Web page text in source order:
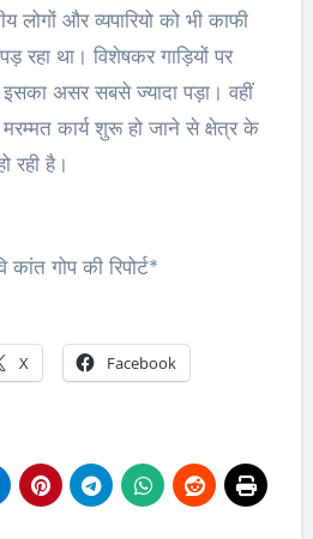
लोगों और व्यपारियो को भी काफी
रहा था। विशेषकर गाड़ियों पर
असर सबसे ज्यादा पड़ा। वहीं
कार्य शुरू हो जाने से क्षेत्र के
रही है।
गोप की रिपोर्ट*
X Facebook